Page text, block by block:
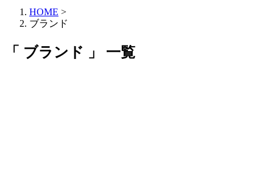
HOME >
ブランド
「 ブランド 」 一覧